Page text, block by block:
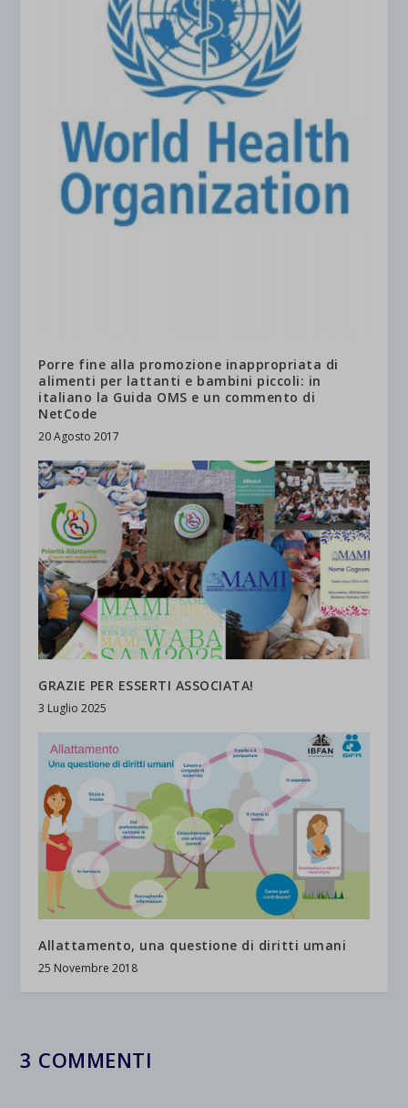
Porre fine alla promozione inappropriata di
alimenti per lattanti e bambini piccoli: in
italiano la Guida OMS e un commento di
NetCode
20 Agosto 2017
GRAZIE PER ESSERTI ASSOCIATA!
3 Luglio 2025
Allattamento, una questione di diritti umani
25 Novembre 2018
3 COMMENTI